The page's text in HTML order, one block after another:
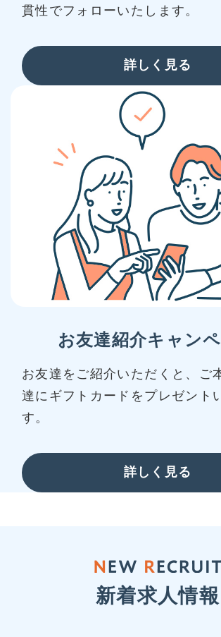
貫性でフォローいたします。
詳しく見る
お友達紹介キャン
お友達をご紹介いただくと、ご
達にギフトカードをプレゼント
す。
詳しく見る
新着求人情報